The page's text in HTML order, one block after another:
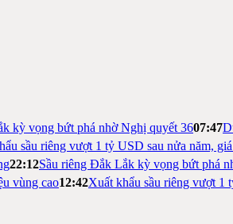
kỳ vọng bứt phá nhờ Nghị quyết 3607:47
sầu riêng vượt 1 tỷ USD sau nửa năm,
22:12Sầu riêng Đắk Lắk kỳ vọng bứt phá
vùng cao12:42Xuất khẩu sầu riêng vượt 1